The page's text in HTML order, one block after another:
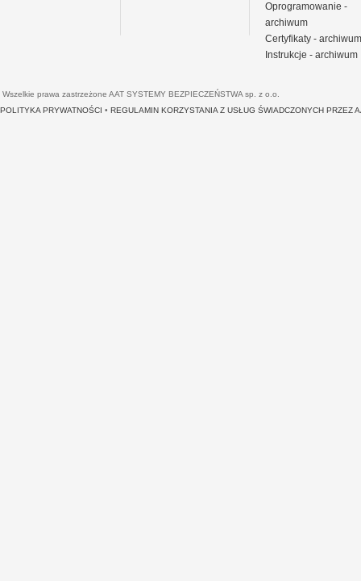
Oprogramowanie -
archiwum
Certyfikaty - archiwum
Instrukcje - archiwum
Wszelkie prawa zastrzeżone AAT SYSTEMY BEZPIECZEŃSTWA sp. z o.o.
POLITYKA PRYWATNOŚCI • REGULAMIN KORZYSTANIA Z USŁUG ŚWIADCZONYCH PRZEZ